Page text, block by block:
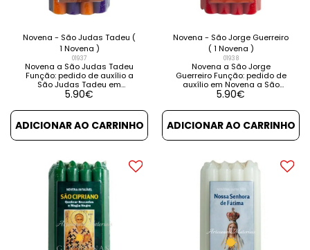
Novena - São Judas Tadeu (
1 Novena )
01937
Novena a São Judas Tadeu
Função: pedido de auxílio a
São Judas Tadeu em
causas impossíveis. Contém
DETALHES VER PRODUTOS
RELACIONADOS
5.90€
ADICIONAR AO CARRINHO
Novena - São Jorge Guerreiro
( 1 Novena )
01938
Novena a São Jorge
Guerreiro Função: pedido de
auxílio em Novena a São
Jorge, o Santo Guerreiro.
orações. VER DETALHES VER
PRODUTOS RELACIONADOS
5.90€
ADICIONAR AO CARRINHO